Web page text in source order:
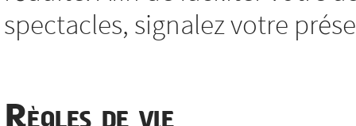
spectacles, signalez votre
Règles de vie